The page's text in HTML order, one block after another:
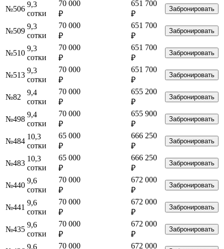
№506
9,3
сотки
70 000
₽
651 700
₽
Забронировать
№509
9,3
сотки
70 000
₽
651 700
₽
Забронировать
№510
9,3
сотки
70 000
₽
651 700
₽
Забронировать
№513
9,3
сотки
70 000
₽
651 700
₽
Забронировать
№82
9,4
сотки
70 000
₽
655 200
₽
Забронировать
№498
9,4
сотки
70 000
₽
655 900
₽
Забронировать
№484
10,3
сотки
65 000
₽
666 250
₽
Забронировать
№483
10,3
сотки
65 000
₽
666 250
₽
Забронировать
№440
9,6
сотки
70 000
₽
672 000
₽
Забронировать
№441
9,6
сотки
70 000
₽
672 000
₽
Забронировать
№435
9,6
сотки
70 000
₽
672 000
₽
Забронировать
9,6
70 000
672 000